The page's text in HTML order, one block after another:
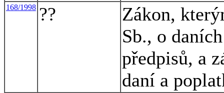
168/1998 ??
Zákon,
Sb., o
předpisů, a
daní a